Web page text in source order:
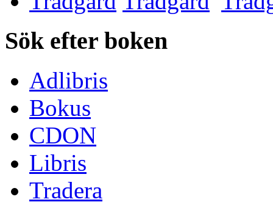
Sök efter boken
Adlibris
Bokus
CDON
Libris
Tradera